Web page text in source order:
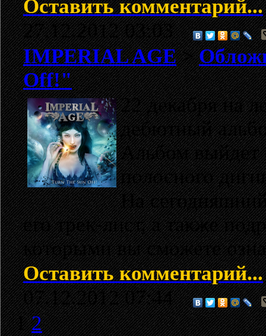
Оставить комментарий...
27.12.2012 03:03
IMPERIAL AGE>
Off!"
22 декабря на
дебютный
Альбом выйдет
полосного
На
его трек-лист, а также
которыми вы сможете
Оставить комментарий...
07.12.2012 07:44
1 2